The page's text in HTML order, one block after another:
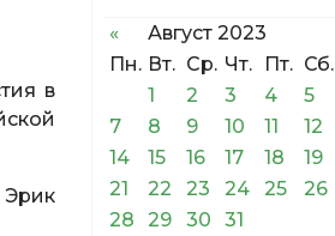
в
« Август 2023
Пн. Вт. Ср. Чт. Пт. Сб.
1
2 3 4 5
7
8 9 10 11 12
14
15 16 17 18 19
21
22 23 24 25 26
28
29 30 31